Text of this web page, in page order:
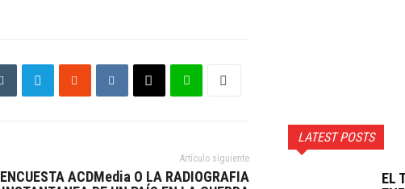
Artículo siguiente
ENCUESTA ACDMedia O LA RADIOGRAFIA
LATEST POSTS
EL